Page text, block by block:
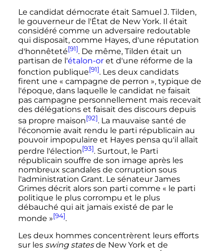
Le candidat démocrate était Samuel J. Tilden,
le gouverneur de l'État de New York. Il était
considéré comme un adversaire redoutable
qui disposait, comme Hayes, d'une réputation
d'honnêteté[91]. De même, Tilden était un
partisan de l'étalon-oret d'une réforme de la
fonction publique[91]. Les deux candidats
firent une « campagne de perron », typique de
l'époque, dans laquelle le candidat ne faisait
pas campagne personnellement mais recevait
des délégations et faisait des discours depuis
sa propre maison[92]. La mauvaise santé de
l'économie avait rendu le parti républicain au
pouvoir impopulaire et Hayes pensa qu'il allait
perdre l'élection[93]. Surtout, le Parti
républicain souffre de son image après les
nombreux scandales de corruption sous
l'administration Grant. Le sénateur James
Grimes décrit alors son parti comme « le parti
politique le plus corrompu et le plus
débauché qui ait jamais existé de par le
monde »[94].
Les deux hommes concentrèrent leurs efforts
sur les swing statesde New York et de